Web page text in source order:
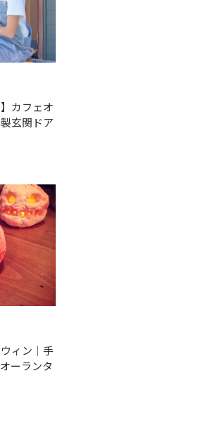
カフェオ
玄関ドア
ィン｜手
ーランタ